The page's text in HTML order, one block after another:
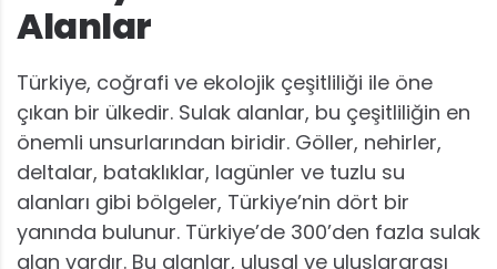
Alanlar
Türkiye, coğrafi ve ekolojik çeşitliliği ile öne
çıkan bir ülkedir. Sulak alanlar, bu çeşitliliğin en
önemli unsurlarından biridir. Göller, nehirler,
deltalar, bataklıklar, lagünler ve tuzlu su
alanları gibi bölgeler, Türkiye’nin dört bir
yanında bulunur. Türkiye’de 300’den fazla sulak
alan vardır. Bu alanlar, ulusal ve uluslararası